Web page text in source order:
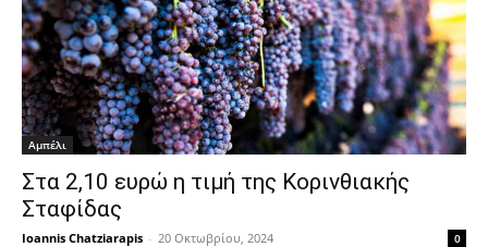
Αμπέλι
Στα 2,10 ευρώ η τιμή της Κορινθιακής
Σταφίδας
Ioannis Chatziarapis - 20 Οκτωβρίου, 2024 0